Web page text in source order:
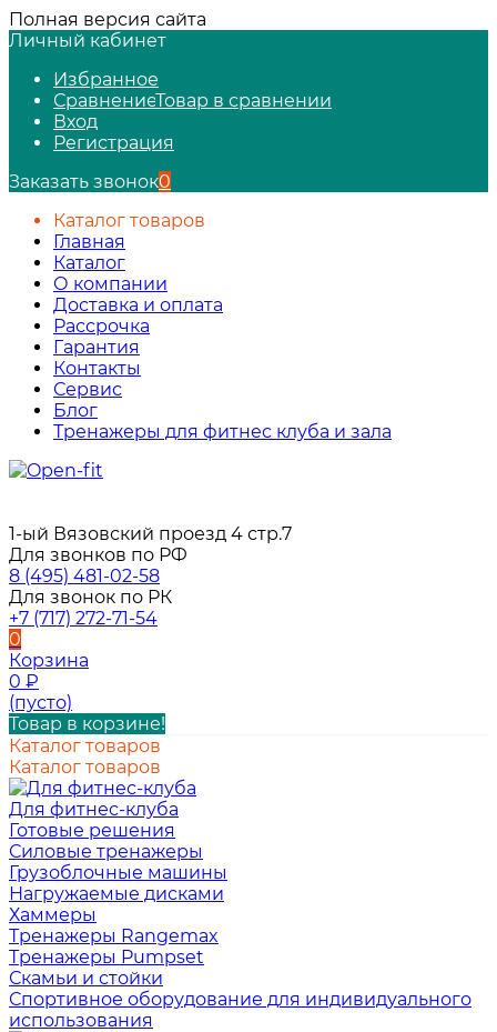
Полная версия сайта
Личный кабинет
Избранное
СравнениеТовар в сравнении
Вход
Регистрация
Заказать звонок0
Каталог товаров
Главная
Каталог
О компании
Доставка и оплата
Рассрочка
Гарантия
Контакты
Сервис
Блог
Тренажеры для фитнес клуба и зала
1-ый Вязовский проезд 4 стр.7
Для звонков по РФ
8 (495) 481-02-58
Для звонок по РК
+7 (717) 272-71-54
0
Корзина
0 ₽
(пусто)
Товар в корзине!
Каталог товаров
Каталог товаров
Для фитнес-клуба
Готовые решения
Силовые тренажеры
Грузоблочные машины
Нагружаемые дисками
Хаммеры
Тренажеры Rangemax
Тренажеры Pumpset
Скамьи и стойки
Спортивное оборудование для индивидуального
использования